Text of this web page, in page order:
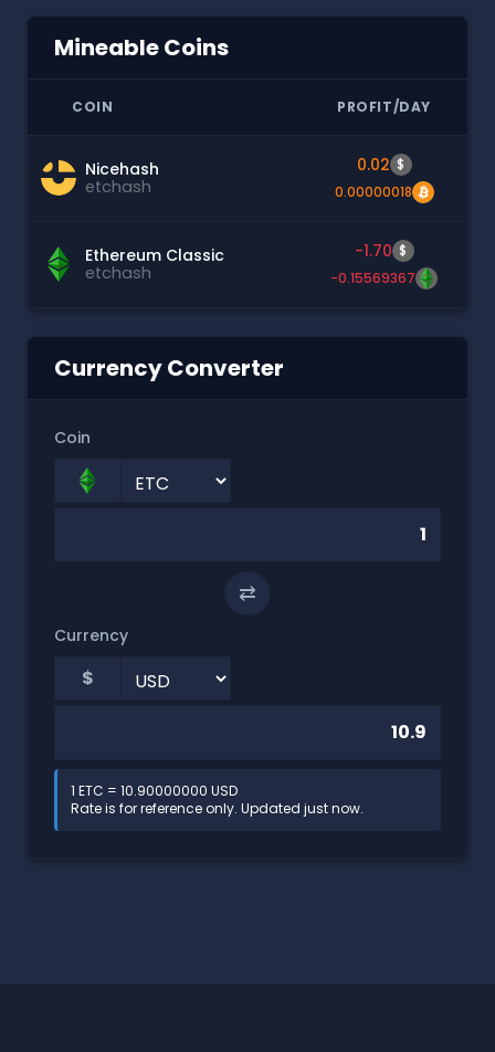
Mineable Coins
COIN PROFIT/DAY
Nicehash
etchash
0.02 $
0.00000018
Ethereum Classic
etchash
-1.70 $
-0.15569367
Currency Converter
Coin
⇄
Currency
$
1 ETC = 10.90000000 USD
Rate is for reference only. Updated just now.